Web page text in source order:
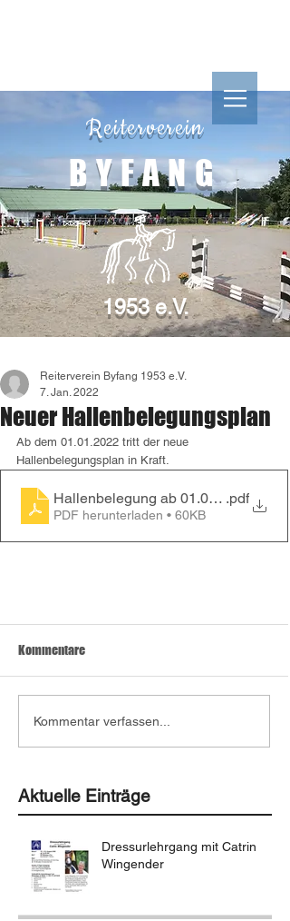
Reiterverein
BYFANG1953 e.V.
Reiterverein
BYFANG
1953 e.V.
Neuer Hallenbelegungsplan
Reiterverein Byfang 1953 e.V.
7. Jan. 2022
Ab dem 01.01.2022 tritt der neue
Hallenbelegungsplan in Kraft.
Hallenbelegung ab 01.01.2022
.pdf
PDF herunterladen • 60KB
Kommentare
Kommentar verfassen...
Aktuelle Einträge
Dressurlehrgang mit Catrin
Wingender